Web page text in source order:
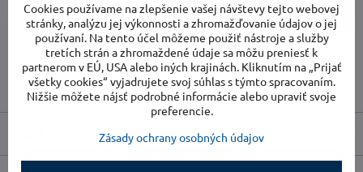
Doručenia
Výrobca:TROTEC
Cookies používame na zlepšenie vašej návštevy tejto webovej
stránky, analýzu jej výkonnosti a zhromažďovanie údajov o jej
používaní. Na tento účel môžeme použiť nástroje a služby
tretích strán a zhromaždené údaje sa môžu preniesť k
partnerom v EÚ, USA alebo iných krajinách. Kliknutím na „Prijať
všetky cookies“ vyjadrujete svoj súhlas s týmto spracovaním.
Nižšie môžete nájsť podrobné informácie alebo upraviť svoje
preferencie.
Zásady ochrany osobných údajov